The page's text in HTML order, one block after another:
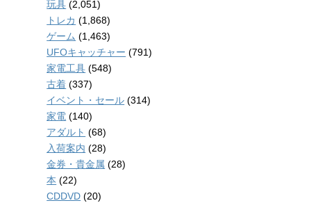
玩具 (2,051)
トレカ (1,868)
ゲーム (1,463)
UFOキャッチャー (791)
家電工具 (548)
古着 (337)
イベント・セール (314)
家電 (140)
アダルト (68)
入荷案内 (28)
金券・貴金属 (28)
本 (22)
CDDVD (20)